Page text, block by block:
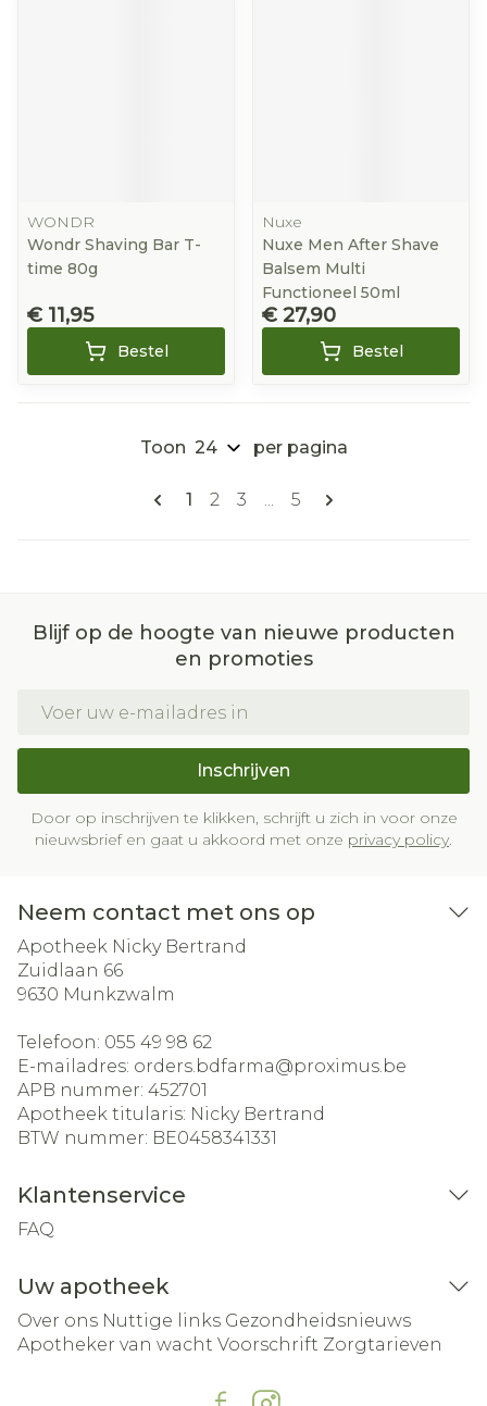
WONDR
Wondr Shaving Bar T-
time 80g
€ 11,95
Bestel
Nuxe
Nuxe Men After Shave
Balsem Multi
Functioneel 50ml
€ 27,90
Bestel
Pagina's
U lees momenteel pagina
1 Pagina
2 Pagina
3 ... Pagina
5
Toon per pagina
Blijf op de hoogte van nieuwe producten
en promoties
Inschrijven
Door op inschrijven te klikken, schrijft u zich in voor onze
nieuwsbrief en gaat u akkoord met onze privacy policy.
Neem contact met ons op
Apotheek Nicky Bertrand
Zuidlaan 66
9630 Munkzwalm
Telefoon: 055 49 98 62
E-mailadres: orders.bdfarma@proximus.be
APB nummer: 452701
Apotheek titularis: Nicky Bertrand
BTW nummer: BE0458341331
Klantenservice
FAQ
Uw apotheek
Over ons Nuttige links Gezondheidsnieuws
Apotheker van wacht Voorschrift Zorgtarieven